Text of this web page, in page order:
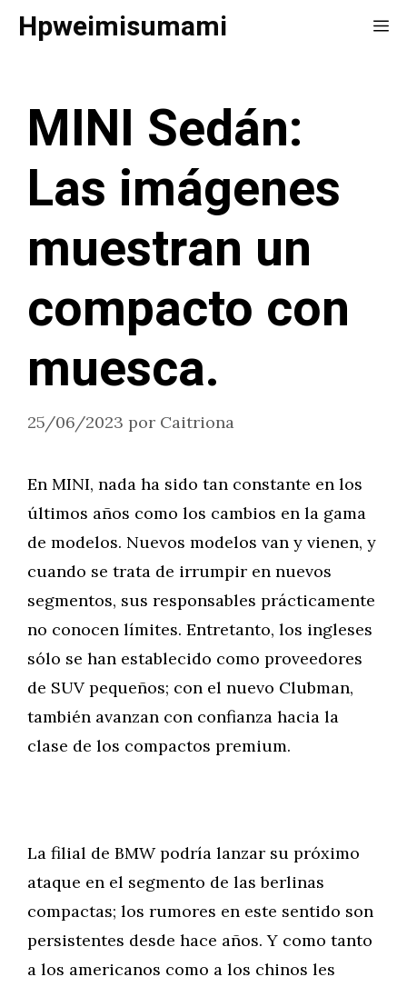
SaltarHpweimisumami
MINI Sedán:
Las imágenes
muestran un
compacto con
muesca.
25/06/2023 por Caitriona
En MINI, nada ha sido tan constante en los
últimos años como los cambios en la gama
de modelos. Nuevos modelos van y vienen, y
cuando se trata de irrumpir en nuevos
segmentos, sus responsables prácticamente
no conocen límites. Entretanto, los ingleses
sólo se han establecido como proveedores
de SUV pequeños; con el nuevo Clubman,
también avanzan con confianza hacia la
clase de los compactos premium.
La filial de BMW podría lanzar su próximo
ataque en el segmento de las berlinas
compactas; los rumores en este sentido son
persistentes desde hace años. Y como tanto
a los americanos como a los chinos les